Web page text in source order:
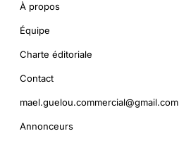
À propos
Équipe
Charte éditoriale
Contact
mael.guelou.commercial@gmail.com
Annonceurs